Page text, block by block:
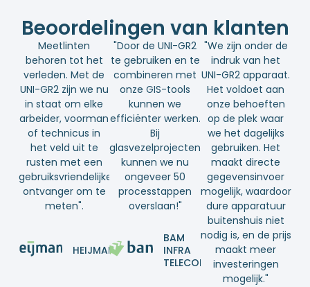
Beoordelingen van klanten
Meetlinten
behoren tot het
verleden. Met de
UNI-GR2 zijn we nu
in staat om elke
arbeider, voorman
of technicus in
het veld uit te
rusten met een
gebruiksvriendelijke
ontvanger om te
meten".
HEIJMANS
"Door de UNI-GR2
te gebruiken en te
combineren met
onze GIS-tools
kunnen we
efficiënter werken.
Bij
glasvezelprojecten
kunnen we nu
ongeveer 50
processtappen
overslaan!"
BAM
INFRA
TELECOM
"We zijn onder de
indruk van het
UNI-GR2 apparaat.
Het voldoet aan
onze behoeften
op de plek waar
we het dagelijks
gebruiken. Het
maakt directe
gegevensinvoer
mogelijk, waardoor
dure apparatuur
buitenshuis niet
nodig is, en de prijs
maakt meer
investeringen
mogelijk."